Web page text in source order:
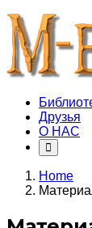
Друзья
О НАС
Home